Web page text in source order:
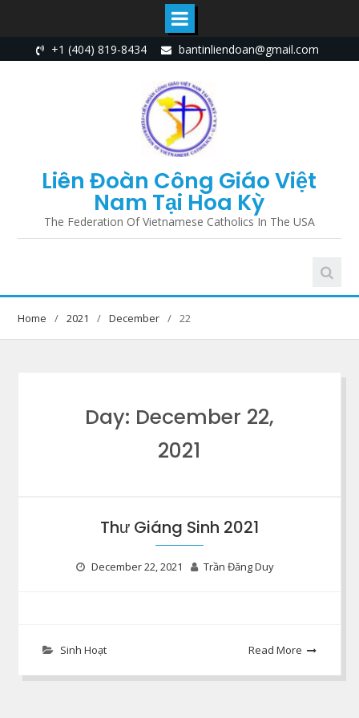
to
+1 (404) 819-8434 bantinliendoan@gmail.com
Liên Đoàn Công Giáo Việt
Nam Tại Hoa Kỳ
The Federation Of Vietnamese Catholics In The USA
Home 2021 December 22
Day: December 22,
2021
Thư Giáng Sinh 2021
December 22, 2021 Trần Đăng Duy
Sinh Hoạt Read More